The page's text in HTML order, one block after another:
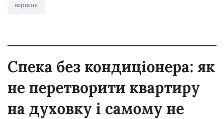
корисне
Спека без кондиціонера: як
не перетворити квартиру
на духовку і самому не